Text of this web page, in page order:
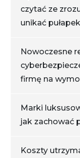
czytać ze
unikać pułapek
Nowoczesne
firmę na
Marki
jak zachować
Koszty